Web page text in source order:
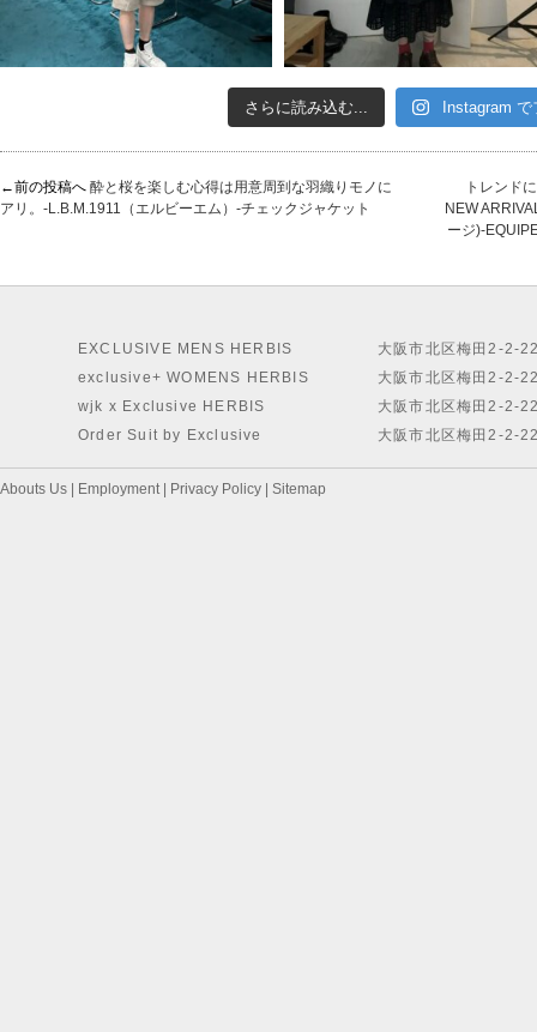
さらに読み込む... Instagram
←前の投稿へ 酔と桜を楽しむ心得は用意周到な羽織りモノに
アリ。-L.B.M.1911（エルビーエム）-チェックジャケット
トレンド
NEW
ージ)-
EXCLUSIVE MENS HERBIS
exclusive+ WOMENS HERBIS
wjk x Exclusive HERBIS
Order Suit by Exclusive
大阪市北区梅田2-2-
大阪市北区梅田2-2-
大阪市北区梅田2-2-
大阪市北区梅田2-2-
Abouts Us Employment| Privacy Policy Sitemap